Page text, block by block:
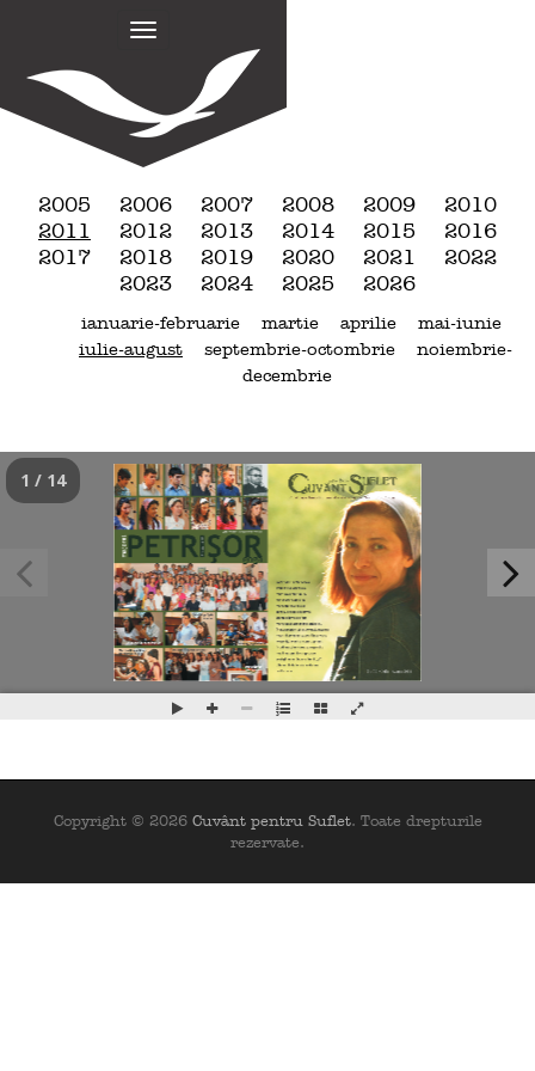
n
k
t
o
c
o
n
t
e
t
2005 2006 2007 2008 2009
2010
2011
2012 2013 2014 2015
2016
2017
2018 2019 2020 2021
2022
2023
2024 2025 2026
ianuarie-februarie martie aprilie
mai-iunie
iulie-august
septembrie-octombrie
noiembrie-
decembrie
1 / 14
Copyright © 2026 Cuvânt pentru Suflet. Toate drepturile
rezervate.